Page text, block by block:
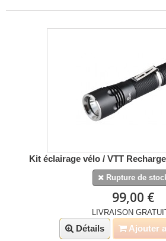
Kit éclairage vélo / VTT
Rupture de
99,00 €
LIVRAISON
Détails Ajouter